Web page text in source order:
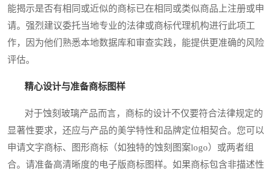
能揭示是否有相同或近似的商标已在相同或类似商品上注册或申
请。强烈建议委托当地专业的法律或商标代理机构进行此项工
作，因为他们熟悉本地数据库和审查实践，能提供更准确的风险
评估。
精心设计与准备商标图样
对于蚀刻玻璃产品而言，商标的设计不仅要符合法律规定的
显著性要求，还应与产品的美学特性和品牌定位相契合。您可以
申请文字商标、图形商标（如独特的蚀刻图案logo）或两者组
合。请准备高清晰度的电子版商标图样。如果商标包含非描述性